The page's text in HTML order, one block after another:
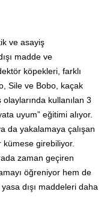
ve asayiş
madde ve
köpekleri, farklı
Sile ve Bobo, kaçak
kullanılan 3
uyum” eğitimi alıyor.
da yakalamaya çalışan
girebiliyor.
zaman geçiren
öğreniyor hem de
dışı maddeleri daha